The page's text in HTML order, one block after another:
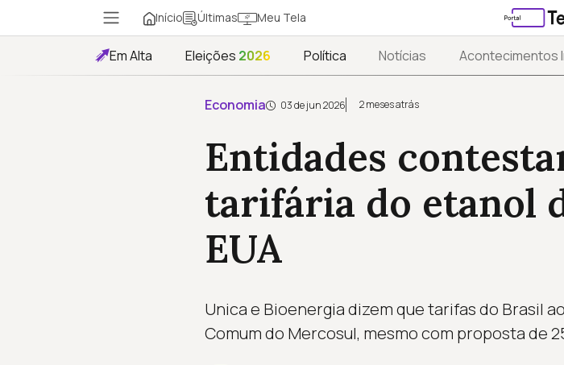
Início Últimas Meu Tela
Em Alta Eleições 2026 Política Notícias Acontecimentos
Economia 03 de jun 2026 2 meses atrás
Entidades
tarifária do etanol
EUA
Unica e Bioenergia dizem que tarifas do Brasil
Comum do Mercosul, mesmo com proposta de